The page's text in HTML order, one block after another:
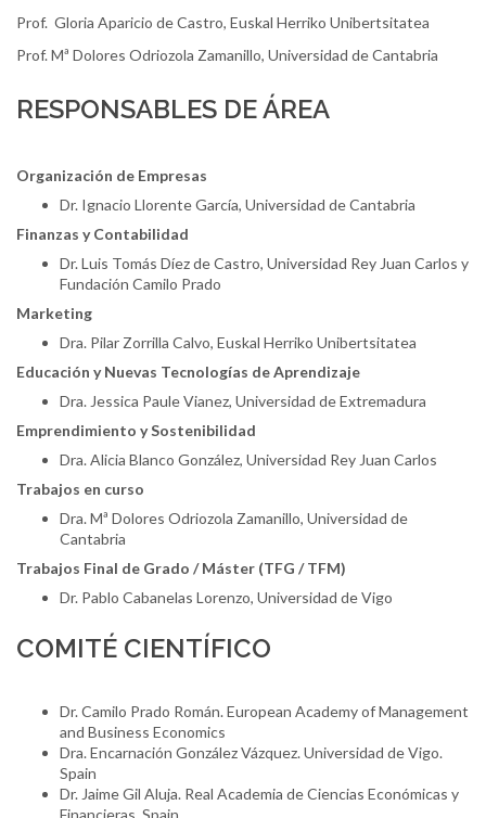
Prof. Gloria Aparicio de Castro, Euskal Herriko Unibertsitatea
Prof. Mª Dolores Odriozola Zamanillo, Universidad de Cantabria
RESPONSABLES DE ÁREA
Organización de Empresas
Dr. Ignacio Llorente García, Universidad de Cantabria
Finanzas y Contabilidad
Dr. Luis Tomás Díez de Castro, Universidad Rey Juan Carlos y
Fundación Camilo Prado
Marketing
Dra. Pilar Zorrilla Calvo, Euskal Herriko Unibertsitatea
Educación y Nuevas Tecnologías de Aprendizaje
Dra. Jessica Paule Vianez, Universidad de Extremadura
Emprendimiento y Sostenibilidad
Dra. Alicia Blanco González, Universidad Rey Juan Carlos
Trabajos en curso
Dra. Mª Dolores Odriozola Zamanillo, Universidad de
Cantabria
Trabajos Final de Grado / Máster (TFG / TFM)
Dr. Pablo Cabanelas Lorenzo, Universidad de Vigo
COMITÉ CIENTÍFICO
Dr. Camilo Prado Román. European Academy of Management
and Business Economics
Dra. Encarnación González Vázquez. Universidad de Vigo.
Spain
Dr. Jaime Gil Aluja. Real Academia de Ciencias Económicas y
Financieras. Spain